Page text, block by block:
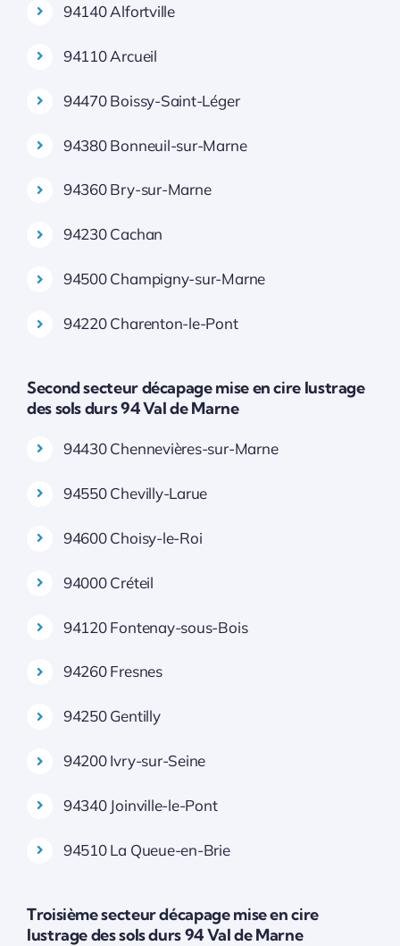
94140 Alfortville
94110 Arcueil
94470 Boissy-Saint-Léger
94380 Bonneuil-sur-Marne
94360 Bry-sur-Marne
94230 Cachan
94500 Champigny-sur-Marne
94220 Charenton-le-Pont
Second secteur décapage mise en cire lustrage
des sols durs 94 Val de Marne
94430 Chennevières-sur-Marne
94550 Chevilly-Larue
94600 Choisy-le-Roi
94000 Créteil
94120 Fontenay-sous-Bois
94260 Fresnes
94250 Gentilly
94200 Ivry-sur-Seine
94340 Joinville-le-Pont
94510 La Queue-en-Brie
Troisième secteur décapage mise en cire
lustrage des sols durs 94 Val de Marne